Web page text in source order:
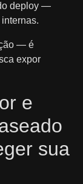
deploy —
internas.
— é
expor
e
sua